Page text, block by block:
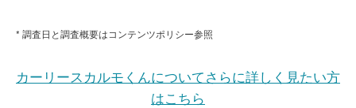
* 調査日と調査概要はコンテンツポリシー参照
カーリースカルモくんについてさらに詳しく見たい方
はこちら